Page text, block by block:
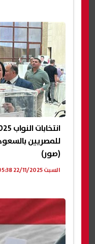
للمصريين
(صور)
السبت 22/11/2025 05:38 م